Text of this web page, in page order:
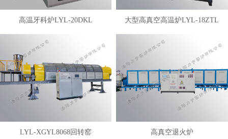
高温牙科炉LYL-20DKL 大型高真空高温炉LYL-18ZTL
LYL-XGYL8068回转窑 高真空退火炉